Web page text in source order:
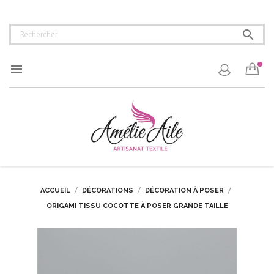


ACCUEIL DÉCORATIONS
DÉCORATION À POSER
ORIGAMI TISSU COCOTTE À POSER GRANDE TAILLE